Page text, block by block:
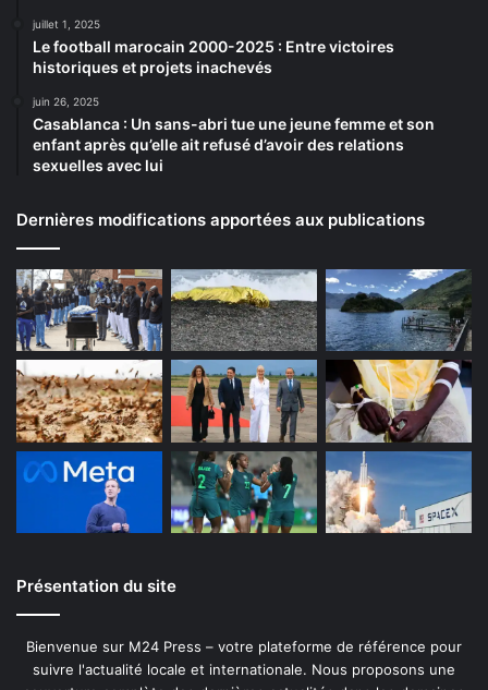
juillet 1, 2025
Le football marocain 2000-2025 : Entre victoires
historiques et projets inachevés
juin 26, 2025
Casablanca : Un sans-abri tue une jeune femme et son
enfant après qu’elle ait refusé d’avoir des relations
sexuelles avec lui
Dernières modifications apportées aux publications
Présentation du site
Bienvenue sur M24 Press – votre plateforme de référence pour
suivre l'actualité locale et internationale. Nous proposons une